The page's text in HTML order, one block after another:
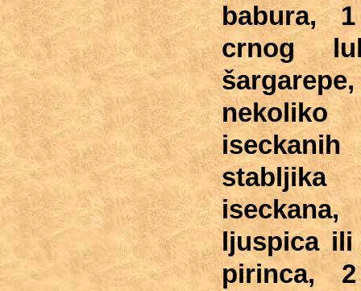
babura,
crnog
ljuspica ili
pirinca,